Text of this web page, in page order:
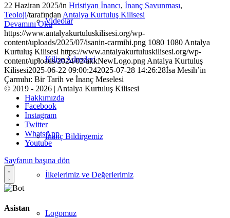
Videolar
Kilise Adresleri
Hakkımızda
İnanç Bildirgemiz
İlkelerimiz ve Değerlerimiz
Logomuz
22 Haziran 2025/in Hristiyan İnancı, İnanç Savunması,
Teoloji/tarafından Antalya Kurtuluş Kilisesi
Devamını Oku
https://www.antalyakurtuluskilisesi.org/wp-
content/uploads/2025/07/isanin-carmihi.png 1080 1080 Antalya
Kurtuluş Kilisesi https://www.antalyakurtuluskilisesi.org/wp-
content/uploads/2024/02/akkNewLogo.png Antalya Kurtuluş
Kilisesi2025-06-22 09:00:242025-07-28 14:26:28İsa Mesih’in
Çarmıhı: Bir Tarih ve İnanç Meselesi
© 2019 - 2026 | Antalya Kurtuluş Kilisesi
Facebook
Instagram
Twitter
WhatsApp
Youtube
Sayfanın başına dön
Asistan